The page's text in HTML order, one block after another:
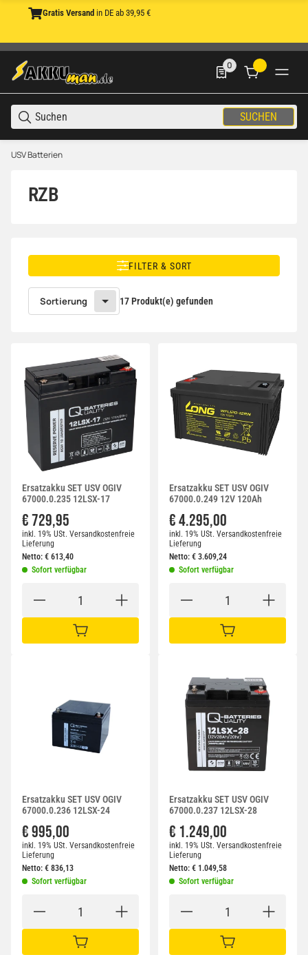
Gratis Versand in DE ab 39,95 €
SUCHEN
0
0 Produkte in der
USV Batterien
RZB
FILTER & SORT
Sortierung 17 Produkt(e) gefunden
Ersatzakku SET USV OGIV
67000.0.235 12LSX-17
€ 729,95
inkl. 19% USt. Versandkostenfreie
Lieferung
Netto: € 613,40
Sofort verfügbar
IN DEN WARENKORB
Ersatzakku SET USV OGIV
67000.0.249 12V 120Ah
€ 4.295,00
inkl. 19% USt. Versandkostenfreie
Lieferung
Netto: € 3.609,24
Sofort verfügbar
IN DEN WARENKORB
Ersatzakku SET USV OGIV
67000.0.236 12LSX-24
€ 995,00
inkl. 19% USt. Versandkostenfreie
Lieferung
Netto: € 836,13
Sofort verfügbar
IN DEN WARENKORB
Ersatzakku SET USV OGIV
67000.0.237 12LSX-28
€ 1.249,00
inkl. 19% USt. Versandkostenfreie
Lieferung
Netto: € 1.049,58
Sofort verfügbar
IN DEN WARENKORB